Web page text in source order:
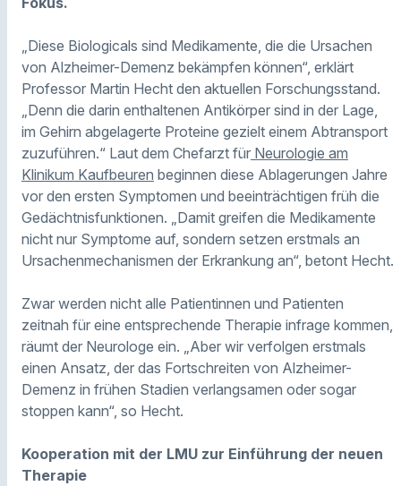
„Diese Biologicals sind Medikamente, die die Ursachen
von Alzheimer-Demenz bekämpfen können“, erklärt
Professor Martin Hecht den aktuellen Forschungsstand.
„Denn die darin enthaltenen Antikörper sind in der Lage,
im Gehirn abgelagerte Proteine gezielt einem Abtransport
zuzuführen.“ Laut dem Chefarzt für Neurologie am
Klinikum Kaufbeuren beginnen diese Ablagerungen Jahre
vor den ersten Symptomen und beeinträchtigen früh die
Gedächtnisfunktionen. „Damit greifen die Medikamente
nicht nur Symptome auf, sondern setzen erstmals an
Ursachenmechanismen der Erkrankung an“, betont Hecht.
Zwar werden nicht alle Patientinnen und Patienten
zeitnah für eine entsprechende Therapie infrage kommen,
räumt der Neurologe ein. „Aber wir verfolgen erstmals
einen Ansatz, der das Fortschreiten von Alzheimer-
Demenz in frühen Stadien verlangsamen oder sogar
stoppen kann“, so Hecht.
Kooperation mit der LMU zur Einführung der neuen
Therapie